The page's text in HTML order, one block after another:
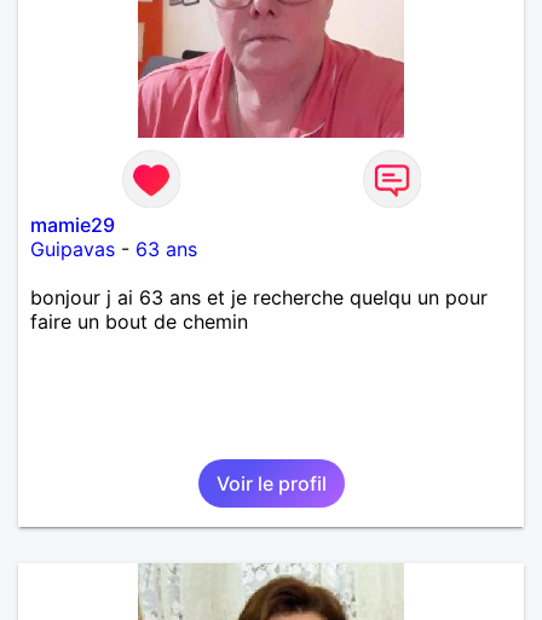
mamie29
Guipavas - 63 ans
bonjour j ai 63 ans et je recherche quelqu un pour
faire un bout de chemin
Voir le profil